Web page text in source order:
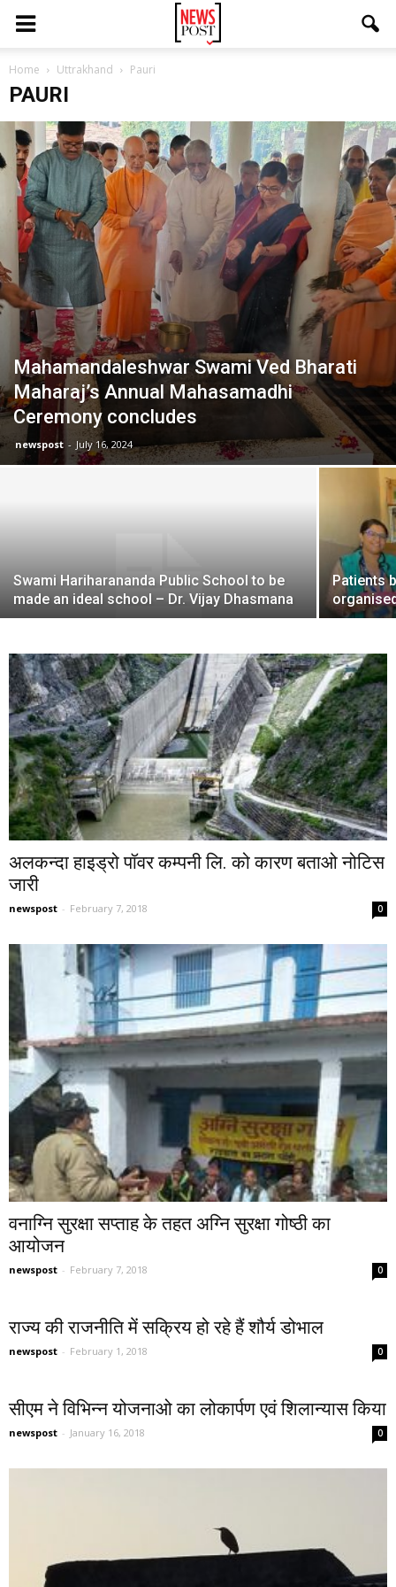
Home Uttrakhand Pauri
PAURI
Mahamandaleshwar Swami Ved Bharati
Maharaj’s Annual Mahasamadhi
Ceremony concludes
newspost - July 16, 2024
Swami Hariharananda Public School to be
made an ideal school – Dr. Vijay Dhasmana
Patients
अलकन्दा हाइड्रो पॉवर कम्पनी लि. को कारण बताओ नोटिस
जारी
newspost - February 7, 2018 0
वनाग्नि सुरक्षा सप्ताह के तहत अग्नि सुरक्षा गोष्ठी का
आयोजन
newspost - February 7, 2018 0
राज्य की राजनीति में सक्रिय हो रहे हैं शौर्य डोभाल
newspost - February 1, 2018 0
सीएम ने विभिन्न योजनाओ का लोकार्पण एवं शिलान्यास किया
newspost - January 16, 2018 0